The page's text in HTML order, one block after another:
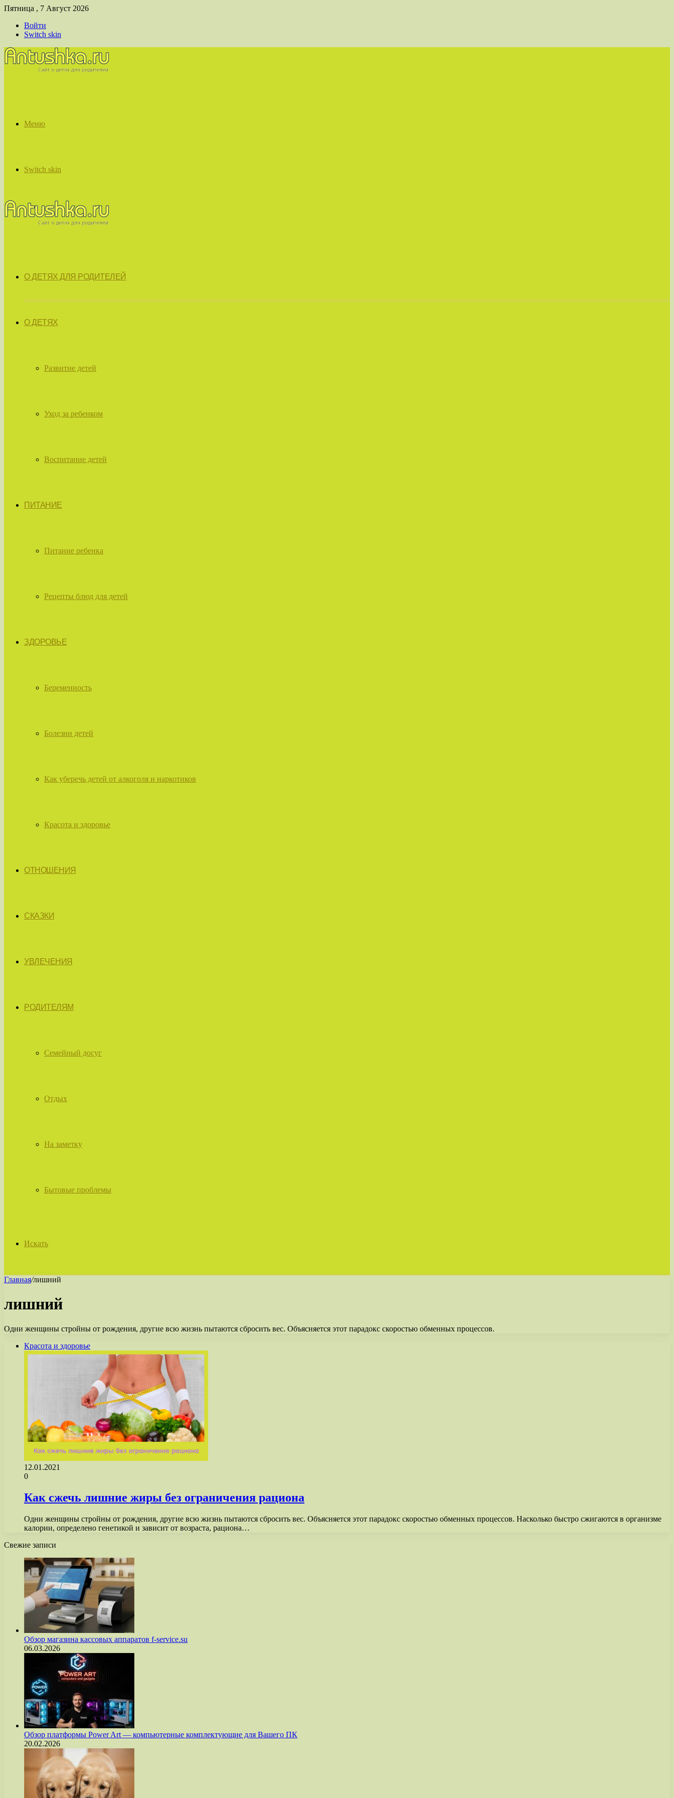
Пятница , 7 Август 2026
Войти
Switch skin
Меню
Switch skin
О ДЕТЯХ ДЛЯ РОДИТЕЛЕЙ
О ДЕТЯХ
Развитие детей
Уход за ребенком
Воспитание детей
ПИТАНИЕ
Питание ребенка
Рецепты блюд для детей
ЗДОРОВЬЕ
Беременность
Болезни детей
Как уберечь детей от алкоголя и наркотиков
Красота и здоровье
ОТНОШЕНИЯ
СКАЗКИ
УВЛЕЧЕНИЯ
РОДИТЕЛЯМ
Семейный досуг
Отдых
На заметку
Бытовые проблемы
Искать
Главная/лишний
лишний
Одни женщины стройны от рождения, другие всю жизнь пытаются сбросить вес. Объясняется этот парадокс скоростью обменных процессов.
Красота и здоровье
12.01.2021
0
Как сжечь лишние жиры без ограничения рациона
Одни женщины стройны от рождения, другие всю жизнь пытаются сбросить вес. Объясняется этот парадокс скоростью обменных процессов. Насколько быстро сжигаются в организме
калории, определено генетикой и зависит от возраста, рациона…
Свежие записи
Обзор магазина кассовых аппаратов f-service.su
06.03.2026
Обзор платформы Power Art — компьютерные комплектующие для Вашего ПК
20.02.2026